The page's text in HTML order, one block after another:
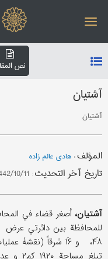
نص
آشتیان
آشتیان
المؤلف: هادی عالم زاده
تاریخ آخر التحدیث:
1442/10/11
آشتیان، أصغر قضاء في
۴۸َ، و ۱۶َ شرقاً